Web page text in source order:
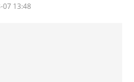
07 13:48